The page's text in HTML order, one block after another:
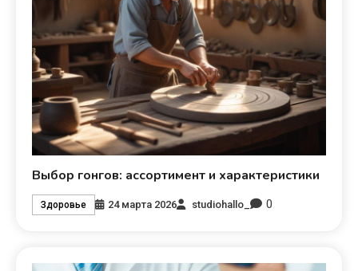
Выбор гонгов: ассортимент и характеристики
Здоровье 24 марта 2026 studiohallo_ 0